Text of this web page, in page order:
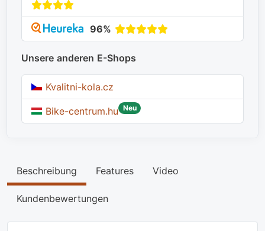
96%
Unsere anderen E-Shops
Kvalitni-kola.cz
Bike-centrum.hu Neu
Beschreibung Features Video
Kundenbewertungen